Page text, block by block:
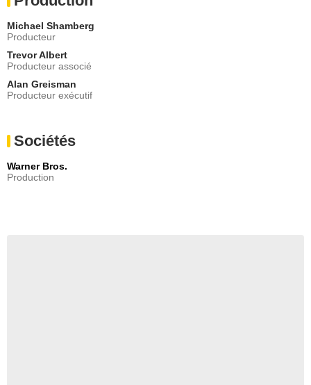
Michael Shamberg
Producteur
Trevor Albert
Producteur associé
Alan Greisman
Producteur exécutif
Sociétés
Warner Bros.
Production